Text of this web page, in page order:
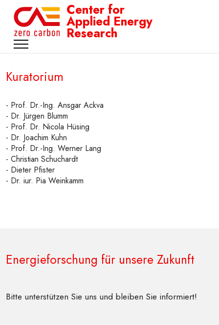
Center for
Applied Energy
Research
Kuratorium
- Prof. Dr.-Ing. Ansgar Ackva
- Dr. Jürgen Blumm
- Prof. Dr. Nicola Hüsing
- Dr. Joachim Kuhn
- Prof. Dr.-Ing. Werner Lang
- Christian Schuchardt
- Dieter Pfister
- Dr. iur. Pia Weinkamm
Energieforschung für unsere Zukunft
Bitte unterstützen Sie uns und bleiben Sie informiert!